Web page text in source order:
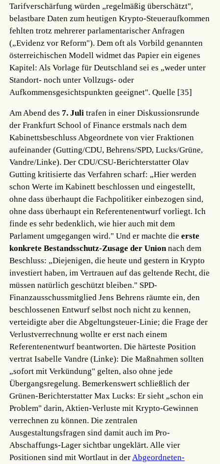
Tarifverschärfung würden „regelmäßig überschätzt",
belastbare Daten zum heutigen Krypto-Steueraufkommen
fehlten trotz mehrerer parlamentarischer Anfragen
(„Evidenz vor Reform"). Dem oft als Vorbild genannten
österreichischen Modell widmet das Papier ein eigenes
Kapitel: Als Vorlage für Deutschland sei es „weder unter
Standort- noch unter Vollzugs- oder
Aufkommensgesichtspunkten geeignet".Quelle [35]
Am Abend des 7. Juli trafen in einer Diskussionsrunde
der Frankfurt School of Finance erstmals nach dem
Kabinettsbeschluss Abgeordnete von vier Fraktionen
aufeinander (Gutting/CDU, Behrens/SPD, Lucks/Grüne,
Vandre/Linke). Der CDU/CSU-Berichterstatter Olav
Gutting kritisierte das Verfahren scharf: „Hier werden
schon Werte im Kabinett beschlossen und eingestellt,
ohne dass überhaupt die Fachpolitiker einbezogen sind,
ohne dass überhaupt ein Referentenentwurf vorliegt. Ich
finde es sehr bedenklich, wie hier auch mit dem
Parlament umgegangen wird." Und er machte dieerste
konkrete Bestandsschutz-Zusage der Unionnach dem
Beschluss: „Diejenigen, die heute und gestern in Krypto
investiert haben, im Vertrauen auf das geltende Recht, die
müssen natürlich geschützt bleiben." SPD-
Finanzausschussmitglied Jens Behrens räumte ein, den
beschlossenen Entwurf selbst noch nicht zu kennen,
verteidigte aber die Abgeltungsteuer-Linie; die Frage der
Verlustverrechnung wollte er erst nach einem
Referentenentwurf beantworten. Die härteste Position
vertrat Isabelle Vandre (Linke): Die Maßnahmen sollten
„sofort mit Verkündung" gelten, also ohne jede
Übergangsregelung. Bemerkenswert schließlich der
Grünen-Berichterstatter Max Lucks: Er sieht „schon ein
Problem" darin, Aktien-Verluste mit Krypto-Gewinnen
verrechnen zu können. Die zentralen
Ausgestaltungsfragen sind damit auch im Pro-
Abschaffungs-Lager sichtbar ungeklärt. Alle vier
Positionen sind mit Wortlaut in derAbgeordneten-